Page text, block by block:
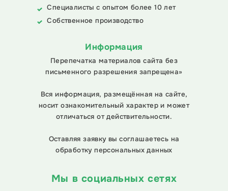
Мы в социальных сетях
Специалисты с опытом более 10 лет
Собственное производство
Информация
Перепечатка материалов сайта без
письменного разрешения запрещена»
Вся информация, размещённая на сайте,
носит ознакомительный характер и может
отличаться от действительности.
Оставляя заявку вы соглашаетесь на
обработку персональных данных